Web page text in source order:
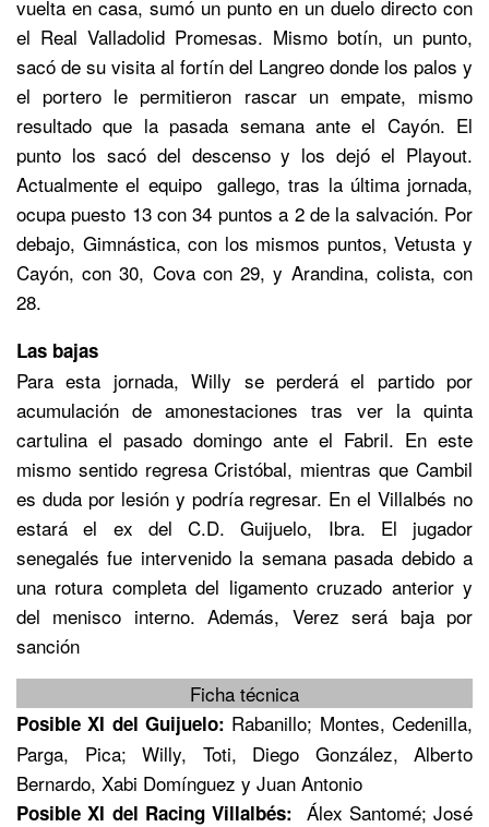
vuelta en casa, sumó un punto en un duelo directo con
el Real Valladolid Promesas. Mismo botín, un punto,
sacó de su visita al fortín del Langreo donde los palos y
el portero le permitieron rascar un empate, mismo
resultado que la pasada semana ante el Cayón. El
punto los sacó del descenso y los dejó el Playout.
Actualmente el equipo gallego, tras la última jornada,
ocupa puesto 13 con 34 puntos a 2 de la salvación. Por
debajo, Gimnástica, con los mismos puntos, Vetusta y
Cayón, con 30, Cova con 29, y Arandina, colista, con
28.
Las bajas
Para esta jornada, Willy se perderá el partido por
acumulación de amonestaciones tras ver la quinta
cartulina el pasado domingo ante el Fabril. En este
mismo sentido regresa Cristóbal, mientras que Cambil
es duda por lesión y podría regresar. En el Villalbés no
estará el ex del C.D. Guijuelo, Ibra. El jugador
senegalés fue intervenido la semana pasada debido a
una rotura completa del ligamento cruzado anterior y
del menisco interno. Además, Verez será baja por
sanción
Ficha técnica
Posible XI del Guijuelo: Rabanillo; Montes, Cedenilla,
Parga, Pica; Willy, Toti, Diego González, Alberto
Bernardo, Xabi Domínguez y Juan Antonio
Posible XI del Racing Villalbés: Álex Santomé; José